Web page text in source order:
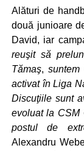
Alături de
două junioare
David, iar
reuşit să
Tămaş,
activat în Liga
Discuţiile sunt
evoluat la CSM
postul de
Alexandru